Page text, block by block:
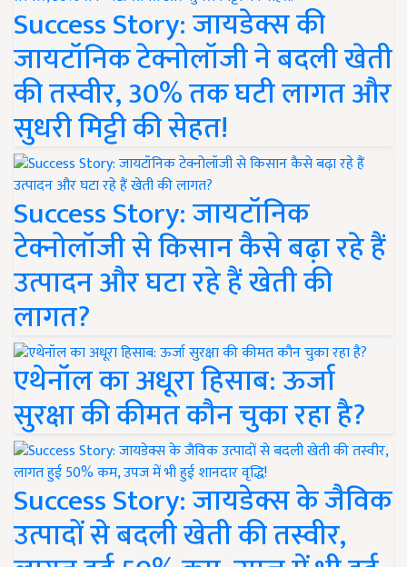
Success Story: जायडेक्स की
जायटॉनिक टेक्नोलॉजी ने बदली खेती
की तस्वीर, 30% तक घटी लागत और
सुधरी मिट्टी की सेहत!
Success Story: जायटॉनिक
टेक्नोलॉजी से किसान कैसे बढ़ा रहे हैं
उत्पादन और घटा रहे हैं खेती की
लागत?
एथेनॉल का अधूरा हिसाब: ऊर्जा
सुरक्षा की कीमत कौन चुका रहा है?
Success Story: जायडेक्स के जैविक
उत्पादों से बदली खेती की तस्वीर,